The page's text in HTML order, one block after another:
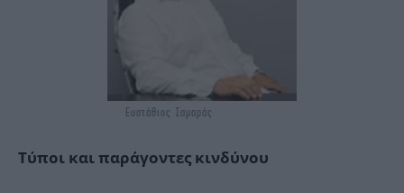
Ευστάθιος Σαμαράς
Τύποι και παράγοντες κινδύνου